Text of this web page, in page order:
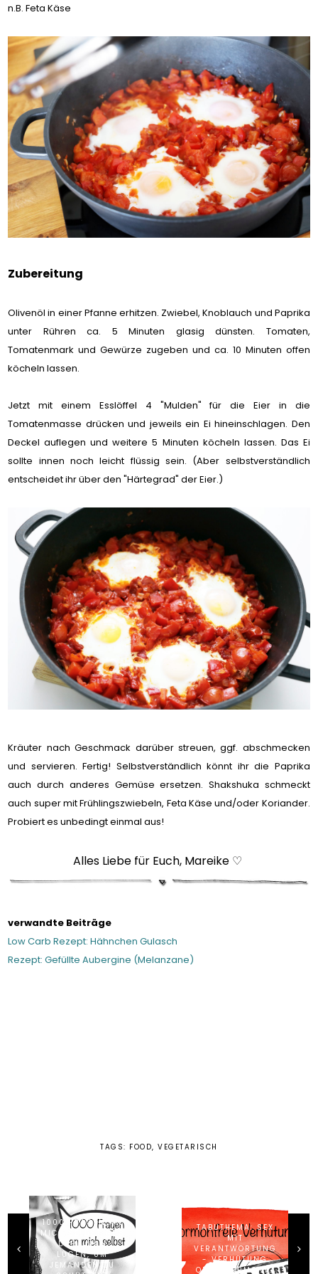
n.B. Feta Käse
Zubereitung
Olivenöl in einer Pfanne erhitzen. Zwiebel, Knoblauch und Paprika
unter Rühren ca. 5 Minuten glasig dünsten. Tomaten,
Tomatenmark und Gewürze zugeben und ca. 10 Minuten offen
köcheln lassen.
Jetzt mit einem Esslöffel 4 "Mulden" für die Eier in die
Tomatenmasse drücken und jeweils ein Ei hineinschlagen. Den
Deckel auflegen und weitere 5 Minuten köcheln lassen. Das Ei
sollte innen noch leicht flüssig sein. (Aber selbstverständlich
entscheidet ihr über den "Härtegrad" der Eier.)
Kräuter nach Geschmack darüber streuen, ggf. abschmecken
und servieren. Fertig! Selbstverständlich könnt ihr die Paprika
auch durch anderes Gemüse ersetzen. Shakshuka schmeckt
auch super mit Frühlingszwiebeln, Feta Käse und/oder Koriander.
Probiert es unbedingt einmal aus!
Alles Liebe für Euch, Mareike ♡
verwandte Beiträge
Low Carb Rezept: Hähnchen Gulasch
Rezept: Gefüllte Aubergine (Melanzane)
TAGS: FOOD,VEGETARISCH
1000 FRAGEN AN
MICH SELBST #58
DARF MAN
LÜGEN, UM
JEMANDEN ZU
TABUTHEMA: SEX
MIT
VERANTWORTUNG
- VERHÜTUNG
OHNE HORMONE?